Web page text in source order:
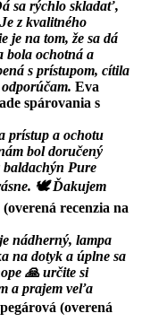
sa rýchlo skladať,
z kvalitného
je na tom, že sa dá
bola ochotná a
s prístupom, cítila
Eva
spárovania s
prístup a ochotu
bol doručený
Pure
🕊 Ďakujem
(overená recenzia na
nádherný, lampa
na dotyk a úplne sa
🙏 určite si
a prajem veľa
(overená